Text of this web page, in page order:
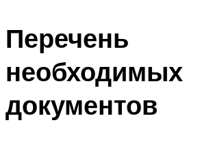
Перечень
необходимых
документов